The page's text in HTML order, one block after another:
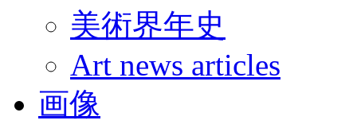
美術界年史
Art news articles
画像